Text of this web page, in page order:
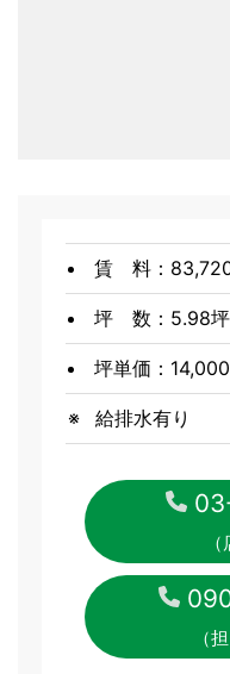
賃 料：83,720
坪 数：5.98坪
坪単価：
給排水有り
（